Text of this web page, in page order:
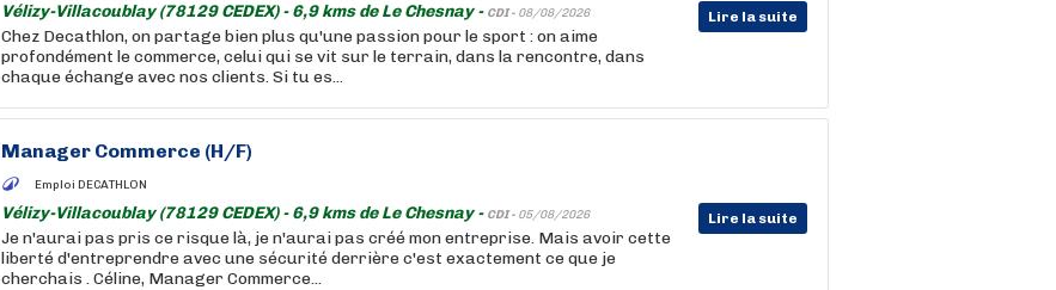
Vélizy-Villacoublay (78129 CEDEX) - 6,9 kms de Le Chesnay - CDI - 08/08/2026 Lire la suite
Chez Decathlon, on partage bien plus qu'une passion pour le sport : on aime
profondément le commerce, celui qui se vit sur le terrain, dans la rencontre, dans
chaque échange avec nos clients. Si tu es...
Manager Commerce (H/F)
Emploi DECATHLON
Vélizy-Villacoublay (78129 CEDEX) - 6,9 kms de Le Chesnay - CDI - 05/08/2026 Lire la suite
Je n'aurai pas pris ce risque là, je n'aurai pas créé mon entreprise. Mais avoir cette
liberté d'entreprendre avec une sécurité derrière c'est exactement ce que je
cherchais . Céline, Manager Commerce...